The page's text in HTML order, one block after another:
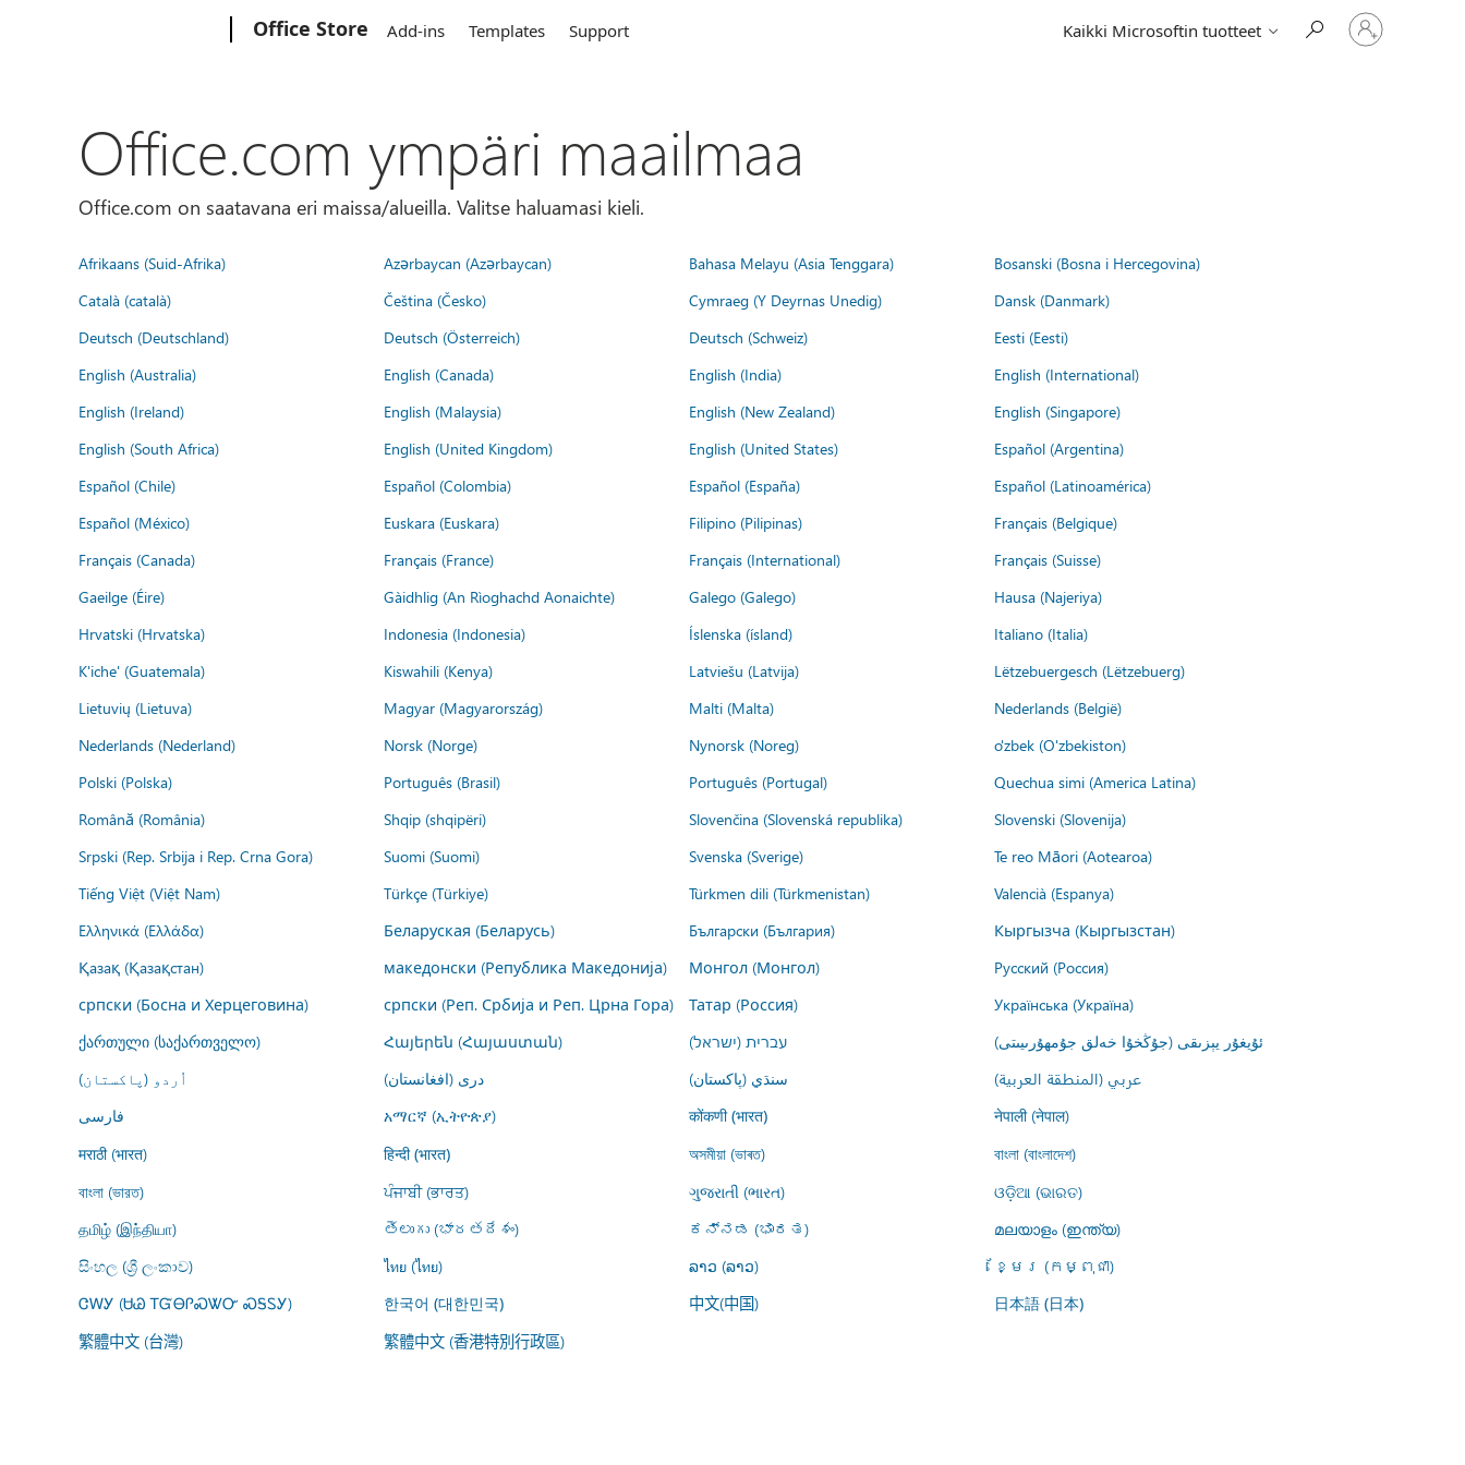
Office Store Add-ins Templates Support Kaikki Microsoftin tuotteet
Kirjaudu
sisään
tilille
Office.com ympäri maailmaa
Office.com on saatavana eri maissa/alueilla. Valitse haluamasi kieli.
Afrikaans (Suid-Afrika) Azərbaycan (Azərbaycan) Bahasa Melayu (Asia Tenggara)
Bosanski (Bosna i Hercegovina)
Català (català)
Čeština (Česko) Cymraeg (Y Deyrnas Unedig)
Dansk (Danmark)
Deutsch (Deutschland)
Deutsch (Österreich) Deutsch (Schweiz)
Eesti (Eesti)
English (Australia)
English (Canada) English (India)
English (International)
English (Ireland)
English (Malaysia) English (New Zealand)
English (Singapore)
English (South Africa)
English (United Kingdom) English (United States)
Español (Argentina)
Español (Chile)
Español (Colombia) Español (España)
Español (Latinoamérica)
Español (México)
Euskara (Euskara) Filipino (Pilipinas)
Français (Belgique)
Français (Canada)
Français (France) Français (International)
Français (Suisse)
Gaeilge (Éire)
Gàidhlig (An Rìoghachd Aonaichte) Galego (Galego)
Hausa (Najeriya)
Hrvatski (Hrvatska)
Indonesia (Indonesia) Íslenska (ísland)
Italiano (Italia)
K'iche' (Guatemala)
Kiswahili (Kenya) Latviešu (Latvija)
Lëtzebuergesch (Lëtzebuerg)
Lietuvių (Lietuva)
Magyar (Magyarország) Malti (Malta)
Nederlands (België)
Nederlands (Nederland)
Norsk (Norge) Nynorsk (Noreg)
o'zbek (O'zbekiston)
Polski (Polska)
Português (Brasil) Português (Portugal)
Quechua simi (America Latina)
Română (România)
Shqip (shqipëri) Slovenčina (Slovenská republika)
Slovenski (Slovenija)
Srpski (Rep. Srbija i Rep. Crna Gora)
Suomi (Suomi) Svenska (Sverige)
Te reo Māori (Aotearoa)
Tiếng Việt (Việt Nam)
Türkçe (Türkiye) Türkmen dili (Türkmenistan)
Valencià (Espanya)
Ελληνικά (Ελλάδα)
Беларуская (Беларусь) Български (България)
Кыргызча (Кыргызстан)
Қазақ (Қазақстан)
македонски (Република Македонија) Монгол (Монгол)
Русский (Россия)
српски (Босна и Херцеговина)
српски (Реп. Србија и Реп. Црна Гора) Татар (Россия)
Українська (Україна)
ქართული (საქართველო)
Հայերեն (Հայաստան) עברית (ישראל)
ئۇيغۇر يېزىقى (جۇڭخۇا خەلق جۇمھۇرىيىتى)
اُردو (پاکستان)
درى (افغانستان) سنڌي (پاکستان)
عربي (المنطقة العربية)
فارسى
አማርኛ (ኢትዮጵያ) कोंकणी (भारत)
नेपाली (नेपाल)
मराठी (भारत)
हिन्दी (भारत) অসমীয়া (ভাৰত)
বাংলা (বাংলাদেশ)
বাংলা (ভারত)
ਪੰਜਾਬੀ (ਭਾਰਤ) ગુજરાતી (ભારત)
ଓଡ଼ିଆ (ଭାରତ)
தமிழ் (இந்தியா)
తెలుగు (భారతదేశం) ಕನ್ನಡ (ಭಾರತ)
മലയാളം (ഇന്ത്യ)
සිංහල (ශ්‍රී ලංකාව)
ไทย (ไทย) ລາວ (ລາວ)
ខ្មែរ (កម្ពុជា)
ᏣᎳᎩ (ᏌᏊ ᎢᏳᎾᎵᏍᏔᏅ ᏍᎦᏚᎩ)
한국어 (대한민국) 中文(中国) 日本語 (日本)
繁體中文 (台灣) 繁體中文 (香港特別行政區)